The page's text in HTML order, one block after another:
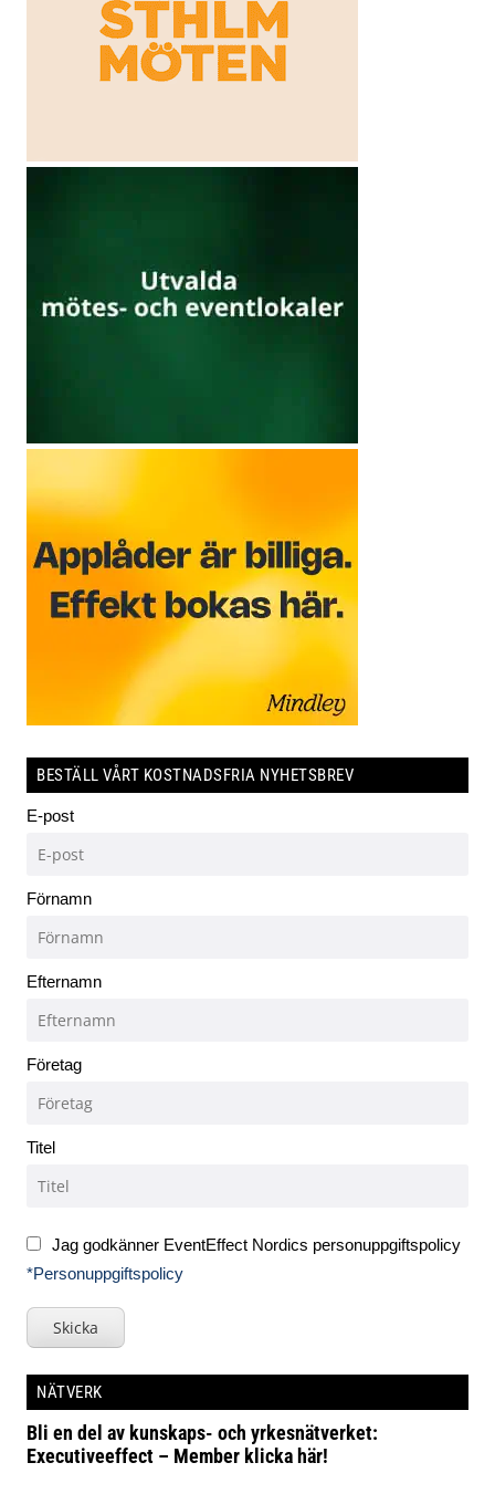
BESTÄLL VÅRT KOSTNADSFRIA NYHETSBREV
E-post
Förnamn
Efternamn
Företag
Titel
Jag godkänner EventEffect Nordics personuppgiftspolicy
*Personuppgiftspolicy
Skicka
NÄTVERK
Bli en del av kunskaps- och yrkesnätverket:
Executiveeffect – Member klicka här!